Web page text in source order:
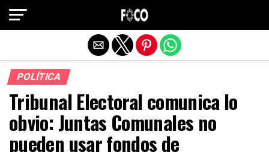
POLÍTICA
Tribunal Electoral comunica lo
obvio: Juntas Comunales no
pueden usar fondos de
Salir de la versión móvil